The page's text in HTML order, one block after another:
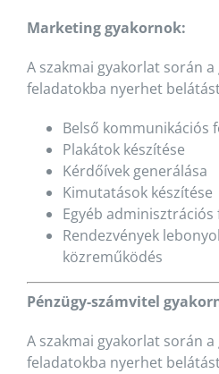
Marketing gyakornok:
A szakmai gyakorlat során
feladatokba nyerhet
Belső kommunikációs
Plakátok készítése
Kérdőívek generálása
Kimutatások készítése
Egyéb
Rendezvények
közreműködés
Pénzügy-számvitel
A szakmai gyakorlat során
feladatokba nyerhet